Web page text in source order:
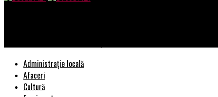
Administrație locală
Afaceri
Cultură